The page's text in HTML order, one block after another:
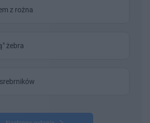
z rożna
żebra